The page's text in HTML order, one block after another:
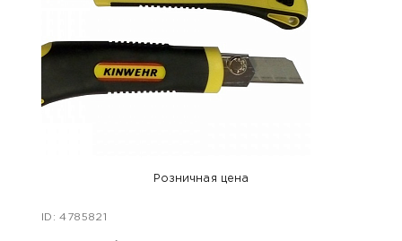
Розничная цена
ID: 4785821